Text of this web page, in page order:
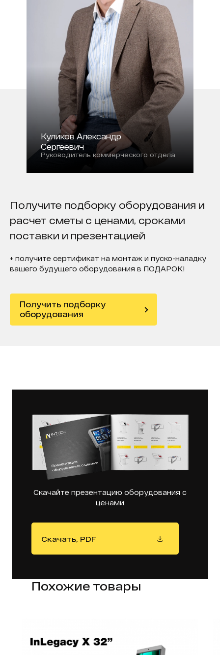
Куликов Александр
Сергеевич
Руководитель коммерческого отдела
Получите подборку оборудования и
расчет сметы с ценами, сроками
поставки и презентацией
+ получите сертификат на монтаж и пуско-наладку
вашего будущего оборудования в ПОДАРОК!
Получить подборку
оборудования
Скачайте презентацию оборудования с
ценами
Скачать, PDF
Похожие товары